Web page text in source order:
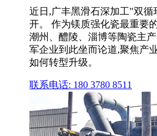
近日,广丰黑滑石深加工"双
开。 作为镁质强化瓷最重要
潮州、醴陵、淄博等陶瓷主
军企业到此坐而论道,聚焦产
如何转型升级。
联系电话: 180 3780 8511